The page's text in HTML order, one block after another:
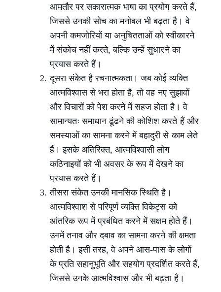
आमतौर पर सकारात्मक भाषा का प्रयोग करते हैं,
जिससे उनकी सोच का मनोबल भी बढ़ता है। वे
अपनी कमजोरियों या अनुचितताओं को स्वीकारने
में संकोच नहीं करते, बल्कि उन्हें सुधारने का
प्रयास करते हैं।
दूसरा संकेत है रचनात्मकता। जब कोई व्यक्ति
आत्मविश्वास से भरा होता है, तो वह नए सुझावों
और विचारों को पेश करने में सहज होता है। वे
सामान्यतः समाधान ढूंढने की कोशिश करते हैं और
समस्याओं का सामना करने में बहादुरी से काम लेते
हैं। इसके अतिरिक्त, आत्मविश्वासी लोग
कठिनाइयों को भी अवसर के रूप में देखने का
प्रयास करते हैं।
तीसरा संकेत उनकी मानसिक स्थिति है।
आत्मविश्वाश से परिपूर्ण व्यक्ति विकेट्स को
आंतरिक रूप में प्रबंधित करने में सक्षम होते हैं।
उनमें तनाव और दबाव का सामना करने की क्षमता
होती है। इसी तरह, वे अपने आस-पास के लोगों
के प्रति सहानुभूति और सहयोग प्रदर्शित करते हैं,
जिससे उनके आत्मविश्वास और भी बढ़ता है।